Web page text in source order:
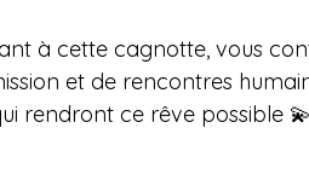
à cette cagnotte, vous
et de rencontres
rendront ce rêve possible 💫